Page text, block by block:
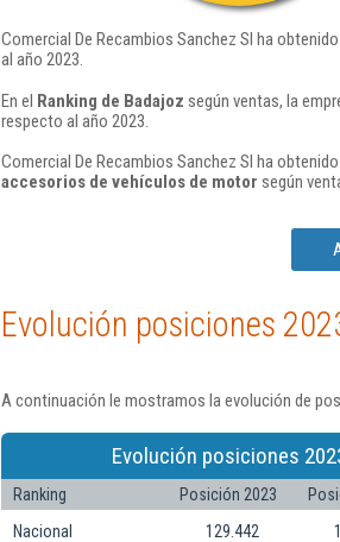
Comercial De Recambios Sanchez Sl ha
al año 2023.
En el Ranking de Badajoz según ventas, la
respecto al año 2023.
Comercial De Recambios Sanchez Sl ha
accesorios de vehículos de motor según
Evolución posiciones
A continuación le mostramos la evolución de
Evolución posiciones
Ranking Posición 2023
Nacional
129.442